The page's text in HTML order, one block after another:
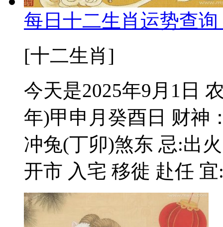
每日十二生肖运势查
[十二生肖]
今天是2025年9月1日
年)甲申月癸酉日 财神
冲兔(丁卯)煞东 忌:出
开市 入宅 移徙 赴任